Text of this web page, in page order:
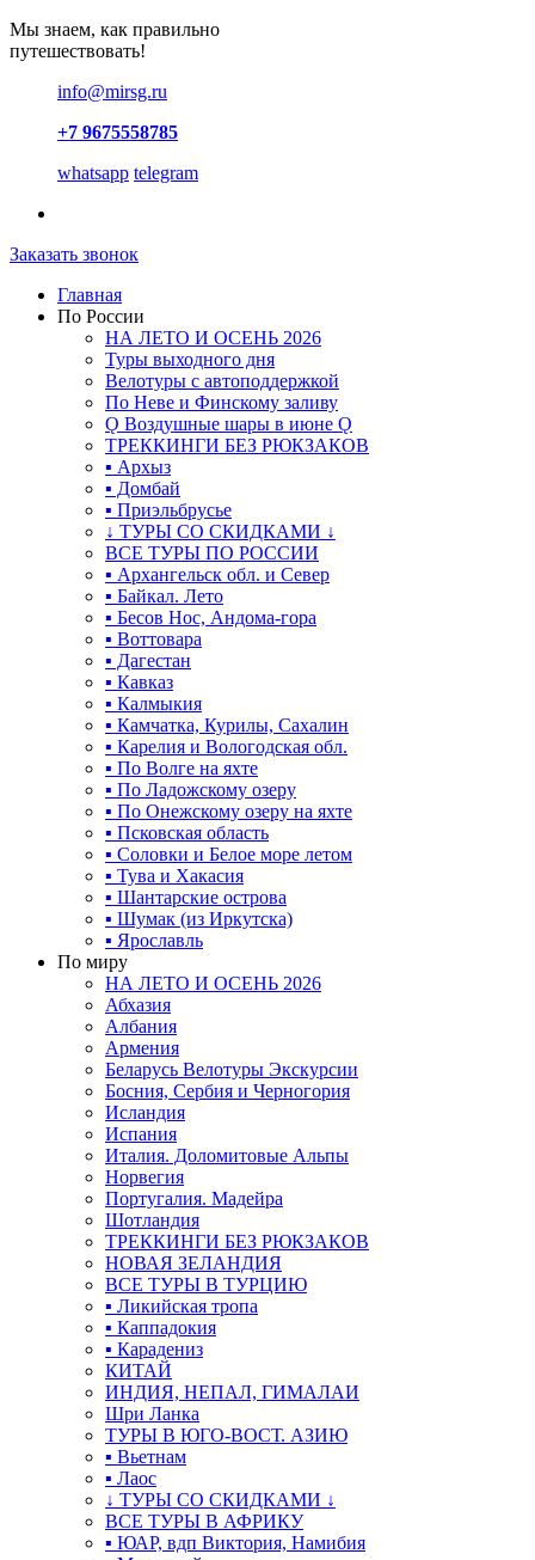
Мы знаем, как правильно
путешествовать!
info@mirsg.ru
+7 9675558785
whatsapp telegram
Заказать звонок
Главная
По России
НА ЛЕТО И ОСЕНЬ 2026
Туры выходного дня
Велотуры с автоподдержкой
По Неве и Финскому заливу
Ǫ Воздушные шары в июне Ǫ
ТРЕККИНГИ БЕЗ РЮКЗАКОВ
▪ Архыз
▪ Домбай
▪ Приэльбрусье
↓ ТУРЫ СО СКИДКАМИ ↓
ВСЕ ТУРЫ ПО РОССИИ
▪ Архангельск обл. и Север
▪ Байкал. Лето
▪ Бесов Нос, Андома-гора
▪ Воттовара
▪ Дагестан
▪ Кавказ
▪ Калмыкия
▪ Камчатка, Курилы, Сахалин
▪ Карелия и Вологодская обл.
▪ По Волге на яхте
▪ По Ладожскому озеру
▪ По Онежскому озеру на яхте
▪ Псковская область
▪ Соловки и Белое море летом
▪ Тува и Хакасия
▪ Шантарские острова
▪ Шумак (из Иркутска)
▪ Ярославль
По миру
НА ЛЕТО И ОСЕНЬ 2026
Абхазия
Албания
Армения
Беларусь Велотуры Экскурсии
Босния, Сербия и Черногория
Исландия
Испания
Италия. Доломитовые Альпы
Норвегия
Португалия. Мадейра
Шотландия
ТРЕККИНГИ БЕЗ РЮКЗАКОВ
НОВАЯ ЗЕЛАНДИЯ
ВСЕ ТУРЫ В ТУРЦИЮ
▪ Ликийская тропа
▪ Каппадокия
▪ Карадениз
КИТАЙ
ИНДИЯ, НЕПАЛ, ГИМАЛАИ
Шри Ланка
ТУРЫ В ЮГО-ВОСТ. АЗИЮ
▪ Вьетнам
▪ Лаос
↓ ТУРЫ СО СКИДКАМИ ↓
ВСЕ ТУРЫ В АФРИКУ
▪ ЮАР, вдп Виктория, Намибия